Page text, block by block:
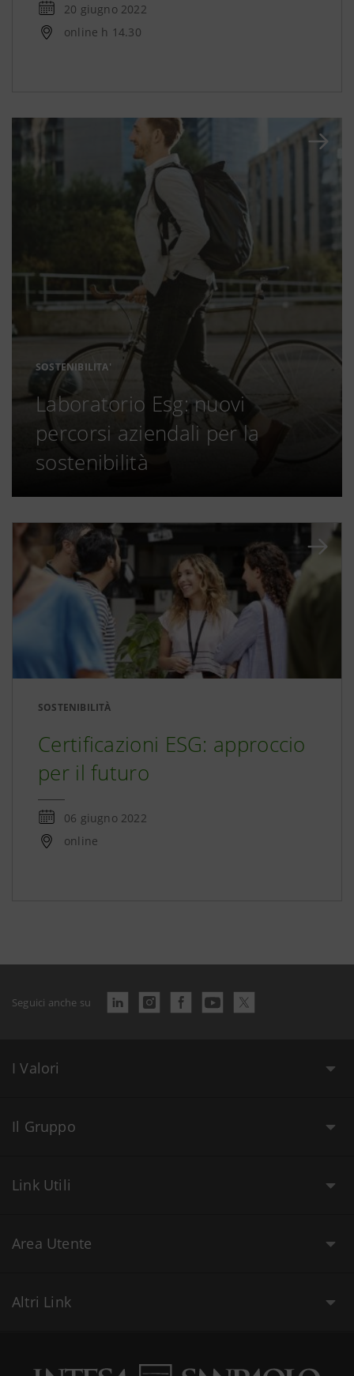
20 giugno 2022
online h 14.30
SOSTENIBILITA'
Laboratorio Esg: nuovi
percorsi aziendali per la
sostenibilità
SOSTENIBILITÀ
Certificazioni ESG: approccio
per il futuro
06 giugno 2022
online
Seguici anche su
I Valori
Il Gruppo
Link Utili
Area Utente
Altri Link